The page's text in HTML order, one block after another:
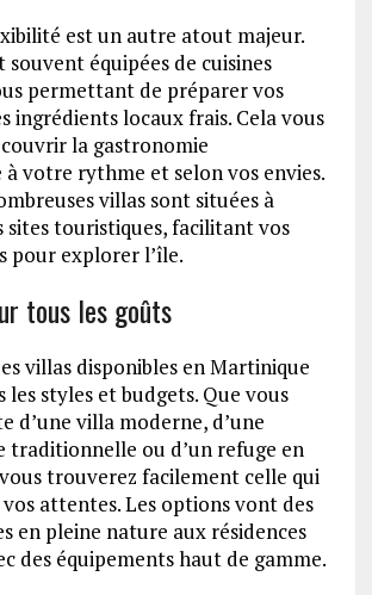
est un autre atout majeur.
souvent équipées de cuisines
permettant de préparer vos
ingrédients locaux frais. Cela vous
la gastronomie
votre rythme et selon vos envies.
villas sont situées à
sites touristiques, facilitant vos
pour explorer l’île.
tous les goûts
villas disponibles en Martinique
les styles et budgets. Que vous
d’une villa moderne, d’une
traditionnelle ou d’un refuge en
trouverez facilement celle qui
attentes. Les options vont des
en pleine nature aux résidences
des équipements haut de gamme.